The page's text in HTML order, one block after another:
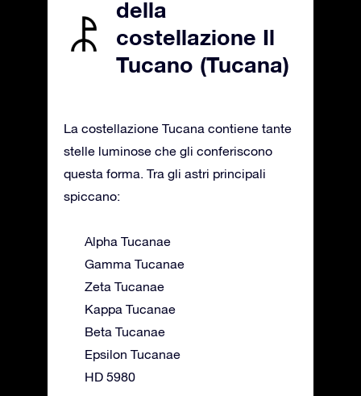
della
costellazione Il
Tucano (Tucana)
La costellazione Tucana contiene tante
stelle luminose che gli conferiscono
questa forma. Tra gli astri principali
spiccano:
Alpha Tucanae
Gamma Tucanae
Zeta Tucanae
Kappa Tucanae
Beta Tucanae
Epsilon Tucanae
HD 5980